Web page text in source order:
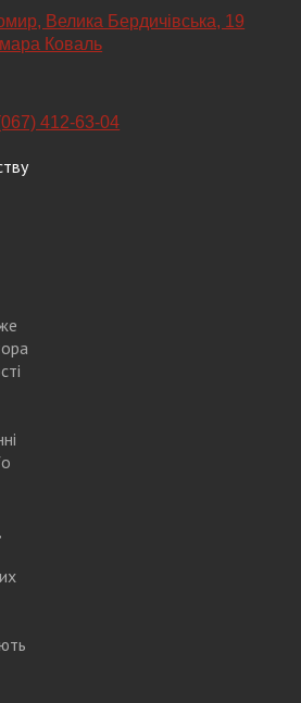
Велика Бердичівська, 19
Коваль
412-63-04